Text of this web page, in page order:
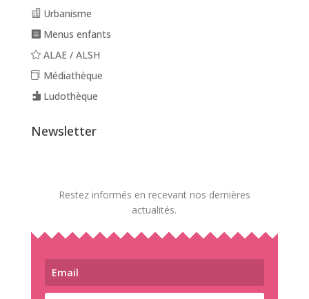
Urbanisme
Menus enfants
ALAE / ALSH
Médiathèque
Ludothèque
Newsletter
Restez informés en recevant nos dernières
actualités.